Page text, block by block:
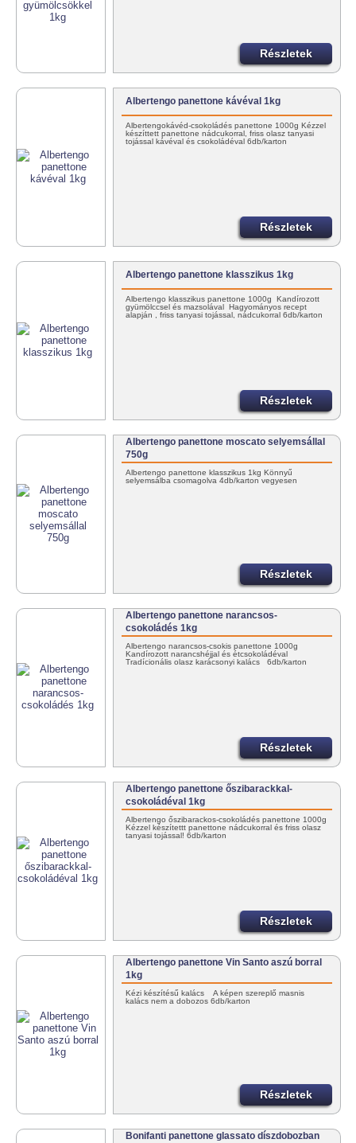
Részletek
Albertengo panettone kávéval 1kg
Albertengokávéd-csokoládés panettone 1000g Kézzel
készíttett panettone nádcukorral, friss olasz tanyasi
tojással kávéval és csokoládéval 6db/karton
Részletek
Albertengo panettone klasszikus 1kg
Albertengo klasszikus panettone 1000g Kandírozott
gyümölccsel és mazsolával Hagyományos recept
alapján , friss tanyasi tojással, nádcukorral 6db/karton
Részletek
Albertengo panettone moscato selyemsállal
750g
Albertengo panettone klasszikus 1kg Könnyű
selyemsálba csomagolva 4db/karton vegyesen
Részletek
Albertengo panettone narancsos-
csokoládés 1kg
Albertengo narancsos-csokis panettone 1000g
Kandírozott narancshéjjal és étcsokoládéval
Tradícionális olasz karácsonyi kalács 6db/karton
Részletek
Albertengo panettone őszibarackkal-
csokoládéval 1kg
Albertengo őszibarackos-csokoládés panettone 1000g
Kézzel készítettt panettone nádcukorral és friss olasz
tanyasi tojással! 6db/karton
Részletek
Albertengo panettone Vin Santo aszú borral
1kg
Kézi készítésű kalács A képen szereplő masnis
kalács nem a dobozos 6db/karton
Részletek
Bonifanti panettone glassato díszdobozban